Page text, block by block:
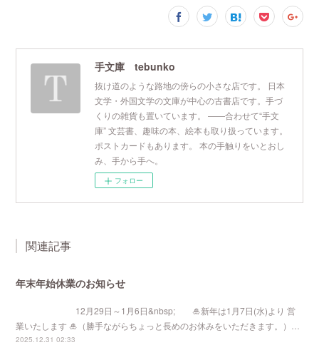
手文庫 tebunko
抜け道のような路地の傍らの小さな店です。 日本
文学・外国文学の文庫が中心の古書店です。手づ
くりの雑貨も置いています。 ――合わせて“手文
庫” 文芸書、趣味の本、絵本も取り扱っています。
ポストカードもあります。 本の手触りをいとおし
み、手から手へ。
フォロー
関連記事
年末年始休業のお知らせ
12月29日～1月6日&nbsp; 🎍新年は1月7日(水)より 営
業いたします 🎍（勝手ながらちょっと長めのお休みをいただきます。）…
2025.12.31 02:33